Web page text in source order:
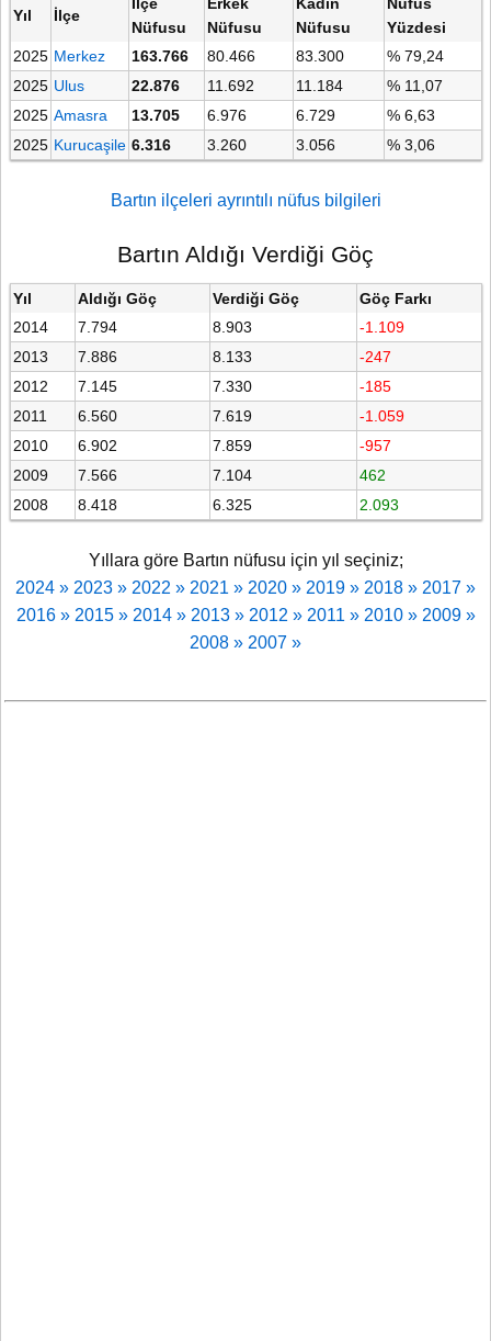
Yıl İlçe
Nüfusu
Nüfusu
Nüfusu
Yüzdesi
2025 Merkez 163.766 80.466 83.300
% 79,24
2025 Ulus 22.876 11.692 11.184
% 11,07
2025 Amasra 13.705 6.976 6.729
% 6,63
2025 Kurucaşile 6.316 3.260 3.056 % 3,06
Bartın ilçeleri ayrıntılı nüfus bilgileri
Bartın Aldığı Verdiği Göç
Yıl Aldığı Göç Verdiği Göç
Göç Farkı
2014
7.794 8.903
-1.109
2013
7.886 8.133
-247
2012
7.145 7.330
-185
2011
6.560 7.619
-1.059
2010
6.902 7.859
-957
2009
7.566 7.104
462
2008
8.418 6.325 2.093
Yıllara göre Bartın nüfusu için yıl seçiniz;
2024 » 2023 » 2022 » 2021 » 2020 » 2019 » 2018 » 2017 »
2016 » 2015 » 2014 » 2013 » 2012 » 2011 » 2010 » 2009 »
2008 » 2007 »